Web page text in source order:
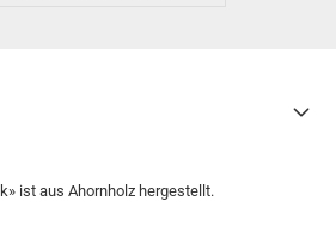
ist aus Ahornholz hergestellt.